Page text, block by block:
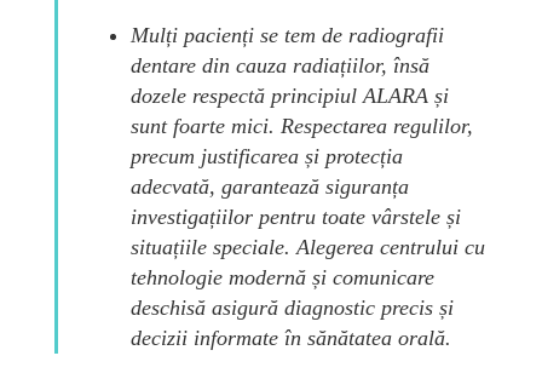
Mulți pacienți se tem de radiografii
dentare din cauza radiațiilor, însă
dozele respectă principiul ALARA și
sunt foarte mici. Respectarea regulilor,
precum justificarea și protecția
adecvată, garantează siguranța
investigațiilor pentru toate vârstele și
situațiile speciale. Alegerea centrului cu
tehnologie modernă și comunicare
deschisă asigură diagnostic precis și
decizii informate în sănătatea orală.